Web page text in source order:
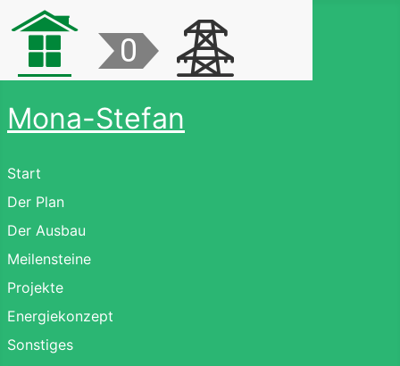
Mona-Stefan
Start
Der Plan
Der Ausbau
Meilensteine
Projekte
Energiekonzept
Sonstiges